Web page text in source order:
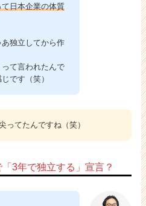
日本企業の体質
独立してから作
って言われたんで
です（笑）
ってたんですね（笑）
3年で独立する」宣言？